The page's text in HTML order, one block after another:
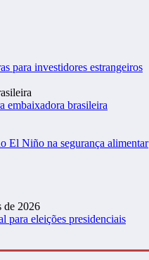
para investidores estrangeiros
embaixadora brasileira
El Niño na segurança alimentar
para eleições presidenciais